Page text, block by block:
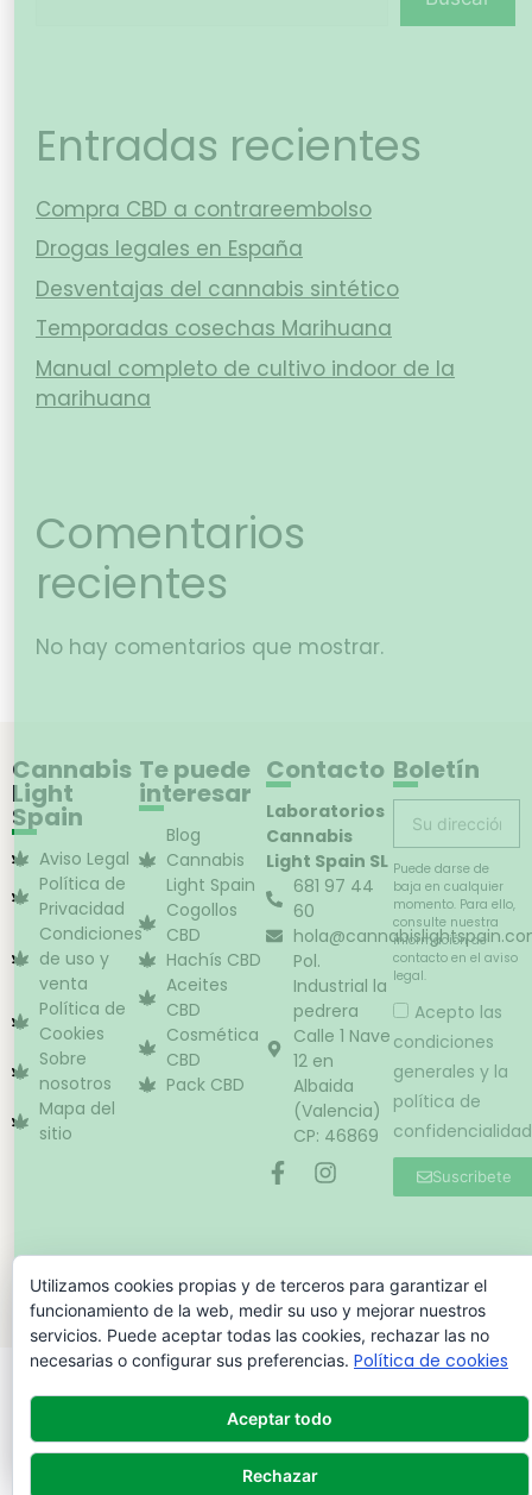
Entradas recientes
Compra CBD a contrareembolso
Drogas legales en España
Desventajas del cannabis sintético
Temporadas cosechas Marihuana
Manual completo de cultivo indoor de la
marihuana
Comentarios
recientes
No hay comentarios que mostrar.
Cannabis
Light
Spain
Aviso Legal
Política de
Privacidad
Condiciones
de uso y
venta
Política de
Cookies
Sobre
nosotros
Mapa del
sitio
Te puede
interesar
Blog
Cannabis
Light Spain
Cogollos
CBD
Hachís CBD
Aceites
CBD
Cosmética
CBD
Pack CBD
Contacto
Laboratorios
Cannabis
Light Spain SL
681 97 44
60
Pol.
Industrial la
pedrera
Calle 1 Nave
12 en
Albaida
(Valencia)
CP: 46869
Boletín
Puede darse de
baja en cualquier
momento. Para ello,
consulte nuestra
información de
contacto en el aviso
legal.
Acepto las
condiciones
generales y la
política de
confidencialidad
Suscribete
Copyright © – Cannabis Light Spain – 2024
Utilizamos cookies propias y de terceros para garantizar el
funcionamiento de la web, medir su uso y mejorar nuestros
servicios. Puede aceptar todas las cookies, rechazar las no
necesarias o configurar sus preferencias. Política de cookies
Aceptar todo
Rechazar